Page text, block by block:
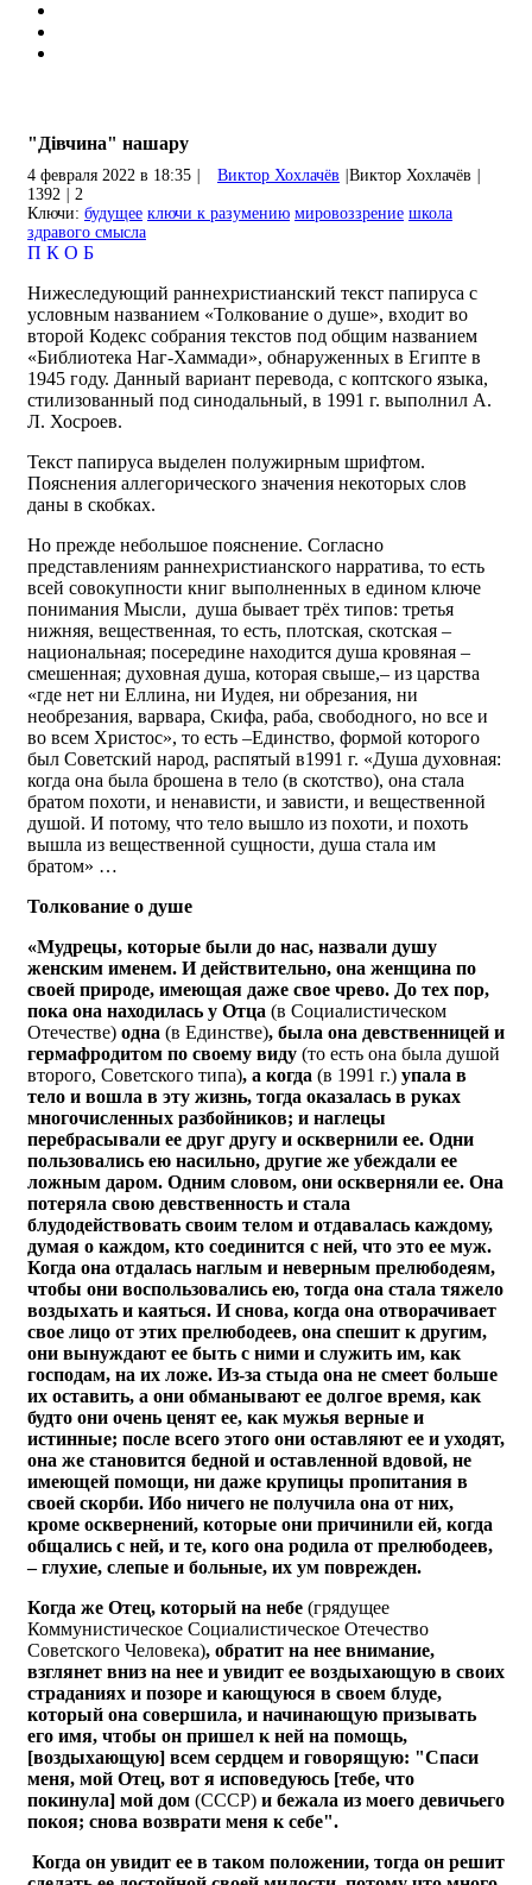
"Дівчина" нашару
4 февраля 2022 в 18:35 Виктор Хохлачёв Виктор Хохлачёв
1392
2
Ключи: будущее ключи к разумению мировоззрение школа
здравого смысла
П К О Б
Нижеследующий раннехристианский текст папируса с
условным названием «Толкование о душе», входит во
второй Кодекс собрания текстов под общим названием
«Библиотека Наг-Хаммади», обнаруженных в Египте в
1945 году. Данный вариант перевода, с коптского языка,
стилизованный под синодальный, в 1991 г. выполнил А.
Л. Хосроев.
Текст папируса выделен полужирным шрифтом.
Пояснения аллегорического значения некоторых слов
даны в скобках.
Но прежде небольшое пояснение. Согласно
представлениям раннехристианского нарратива, то есть
всей совокупности книг выполненных в едином ключе
понимания Мысли, душа бывает трёх типов: третья
нижняя, вещественная, то есть, плотская, скотская –
национальная; посередине находится душа кровяная –
смешенная; духовная душа, которая свыше,– из царства
«где нет ни Еллина, ни Иудея, ни обрезания, ни
необрезания, варвара, Скифа, раба, свободного, но все и
во всем Христос», то есть –Единство, формой которого
был Советский народ, распятый в1991 г. «Душа духовная:
когда она была брошена в тело (в скотство), она стала
братом похоти, и ненависти, и зависти, и вещественной
душой. И потому, что тело вышло из похоти, и похоть
вышла из вещественной сущности, душа стала им
братом» …
Толкование о душе
«Мудрецы, которые были до нас, назвали душу
женским именем. И действительно, она женщина по
своей природе, имеющая даже свое чрево. До тех пор,
пока она находилась у Отца (в Социалистическом
Отечестве) одна (в Единстве), была она девственницей и
гермафродитом по своему виду (то есть она была душой
второго, Советского типа), а когда (в 1991 г.) упала в
тело и вошла в эту жизнь, тогда оказалась в руках
многочисленных разбойников; и наглецы
перебрасывали ее друг другу и осквернили ее. Одни
пользовались ею насильно, другие же убеждали ее
ложным даром. Одним словом, они оскверняли ее. Она
потеряла свою девственность и стала
блудодействовать своим телом и отдавалась каждому,
думая о каждом, кто соединится с ней, что это ее муж.
Когда она отдалась наглым и неверным прелюбодеям,
чтобы они воспользовались ею, тогда она стала тяжело
воздыхать и каяться. И снова, когда она отворачивает
свое лицо от этих прелюбодеев, она спешит к другим,
они вынуждают ее быть с ними и служить им, как
господам, на их ложе. Из-за стыда она не смеет больше
их оставить, а они обманывают ее долгое время, как
будто они очень ценят ее, как мужья верные и
истинные; после всего этого они оставляют ее и уходят,
она же становится бедной и оставленной вдовой, не
имеющей помощи, ни даже крупицы пропитания в
своей скорби. Ибо ничего не получила она от них,
кроме осквернений, которые они причинили ей, когда
общались с ней, и те, кого она родила от прелюбодеев,
– глухие, слепые и больные, их ум поврежден.
Когда же Отец, который на небе (грядущее
Коммунистическое Социалистическое Отечество
Советского Человека), обратит на нее внимание,
взглянет вниз на нее и увидит ее воздыхающую в своих
страданиях и позоре и кающуюся в своем блуде,
который она совершила, и начинающую призывать
его имя, чтобы он пришел к ней на помощь,
[воздыхающую] всем сердцем и говорящую: "Спаси
меня, мой Отец, вот я исповедуюсь [тебе, что
покинула] мой дом (СССР) и бежала из моего девичьего
покоя; снова возврати меня к себе".
Когда он увидит ее в таком положении, тогда он решит